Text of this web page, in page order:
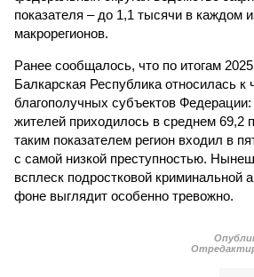
показателя – до 1,1 тысячи в каждом
макрорегионов.
Ранее сообщалось, что по итогам
Балкарская Республика относилась к
благополучных субъектов
жителей приходилось в среднем 69,2
таким показателем регион входил в
с самой низкой преступностью.
всплеск подростковой криминальной
фоне выглядит особенно тревожно.